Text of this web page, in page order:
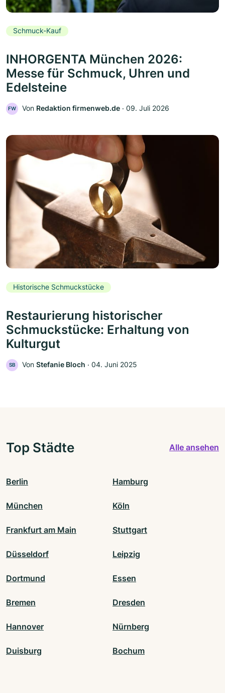
Schmuck-Kauf
INHORGENTA München 2026:
Messe für Schmuck, Uhren und
Edelsteine
FW Von Redaktion firmenweb.de ‧ 09. Juli 2026
Historische Schmuckstücke
Restaurierung historischer
Schmuckstücke: Erhaltung von
Kulturgut
SB Von Stefanie Bloch ‧ 04. Juni 2025
Top Städte Alle ansehen
Berlin Hamburg
München Köln
Frankfurt am Main Stuttgart
Düsseldorf Leipzig
Dortmund Essen
Bremen Dresden
Hannover Nürnberg
Duisburg Bochum